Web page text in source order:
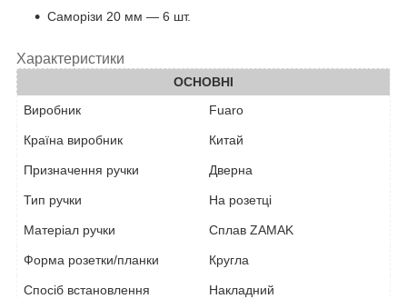
Саморізи 20 мм — 6 шт.
Характеристики
ОСНОВНІ
Виробник
Fuaro
Країна виробник Китай
Призначення ручки Дверна
Тип ручки На розетці
Матеріал ручки Сплав ZAMAK
Форма розетки/планки Кругла
Спосіб встановлення Накладний